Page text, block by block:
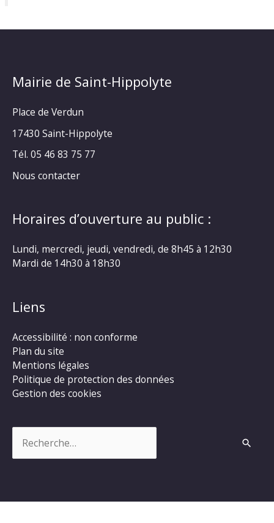
Mairie de Saint-Hippolyte
Place de Verdun
17430 Saint-Hippolyte
Tél. 05 46 83 75 77
Nous contacter
Horaires d’ouverture au public :
Lundi, mercredi, jeudi, vendredi, de 8h45 à 12h30
Mardi de 14h30 à 18h30
Liens
Accessibilité : non conforme
Plan du site
Mentions légales
Politique de protection des données
Gestion des cookies